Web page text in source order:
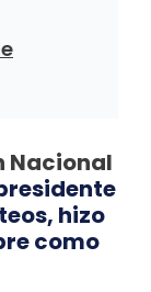
Nacional
hizo
como